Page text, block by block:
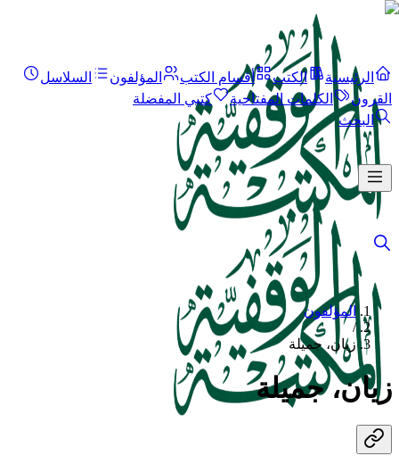
الرئيسية الكتب أقسام الكتب المؤلفون
السلاسل
القرون
الكلمات المفتاحية
كتبي المفضلة
البحث
المؤلفون
/
زيان، جميلة
زيان، جميلة